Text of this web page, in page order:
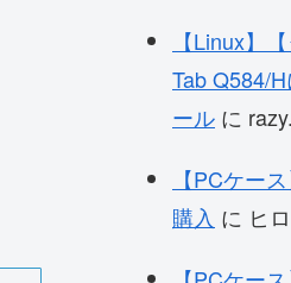
【Linux】
Tab Q584/
ール に
【PCケー
購入 に ヒロ